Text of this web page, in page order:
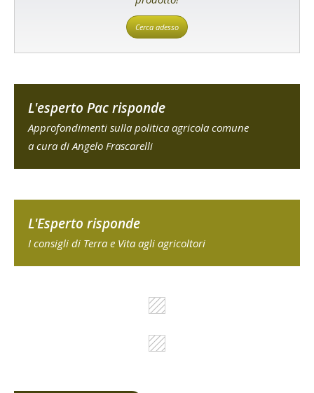
Cerca adesso
L'esperto Pac risponde
Approfondimenti sulla politica agricola comune
a cura di Angelo Frascarelli
L'Esperto risponde
I consigli di Terra e Vita agli agricoltori